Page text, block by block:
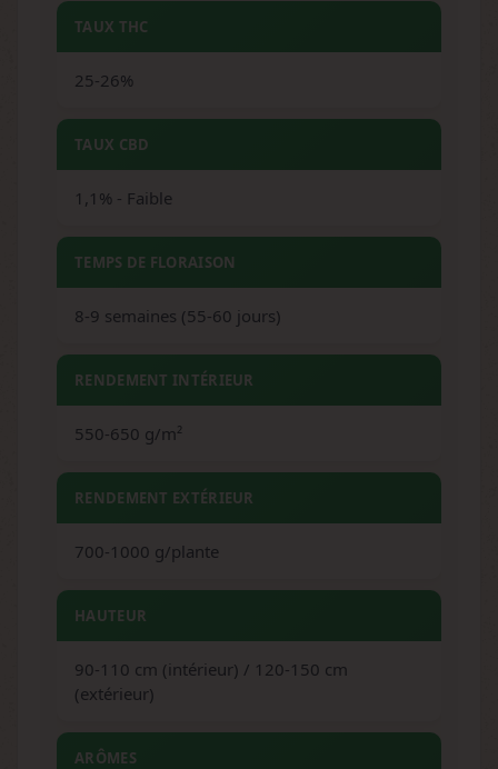
TAUX THC
25-26%
TAUX CBD
1,1% - Faible
TEMPS DE FLORAISON
8-9 semaines (55-60 jours)
RENDEMENT INTÉRIEUR
550-650 g/m²
RENDEMENT EXTÉRIEUR
700-1000 g/plante
HAUTEUR
90-110 cm (intérieur) / 120-150 cm
(extérieur)
ARÔMES